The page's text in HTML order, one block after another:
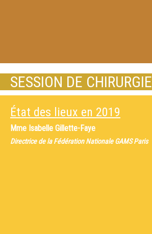
SESSION DE CHIRURGIE
État des lieux en 2019
Mme Isabelle Gillette-Faye
Directrice de la Fédération Nationale GAMS Paris